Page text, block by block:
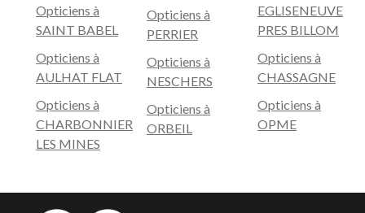
Opticiens à
SAINT BABEL
Opticiens à
AULHAT FLAT
Opticiens à
CHARBONNIER
LES MINES
Opticiens à
PERRIER
Opticiens à
NESCHERS
Opticiens à
ORBEIL
EGLISENEUVE
PRES BILLOM
Opticiens à
CHASSAGNE
Opticiens à
OPME